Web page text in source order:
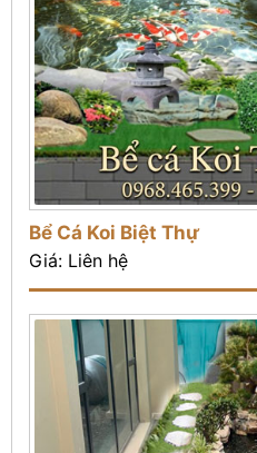
Bể Cá Koi Biệt Thự
Giá: Liên hệ